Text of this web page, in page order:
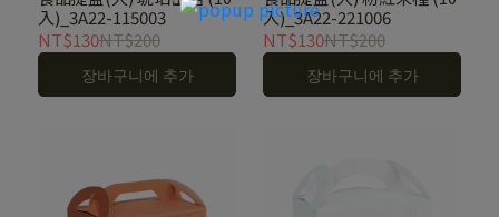
入)_3A22-115003
NT$130NT$200
장바구니에 추가
入)_3A22-221006
NT$130NT$200
장바구니에 추가